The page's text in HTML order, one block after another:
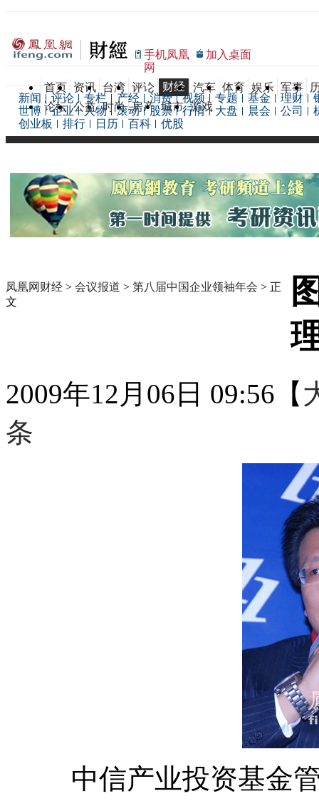
手机凤凰
网
加入桌面
首页 资讯 台湾 评论 财经 汽车 体育 娱乐 军事
论坛 公益 时尚 房产 城市 游戏
新闻 评论 专栏 产经 消费 视频 专题 基金 理财
世博
企业 人物 滚动 股票 行情 大盘 晨会 公司
创业板
排行 日历 百科 优股
凤凰网财经 > 会议报道 > 第八届中国企业领袖年会 > 正
文
2009年12月06日 09:56 【
条
中信产业投资基金